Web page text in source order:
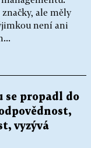
ale měly
není ani
se propadl do
vyzývá